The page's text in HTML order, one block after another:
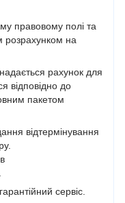
правовому полі та
розрахунком на
рахунок для
відповідно до
пакетом
відтермінування
сервіс.